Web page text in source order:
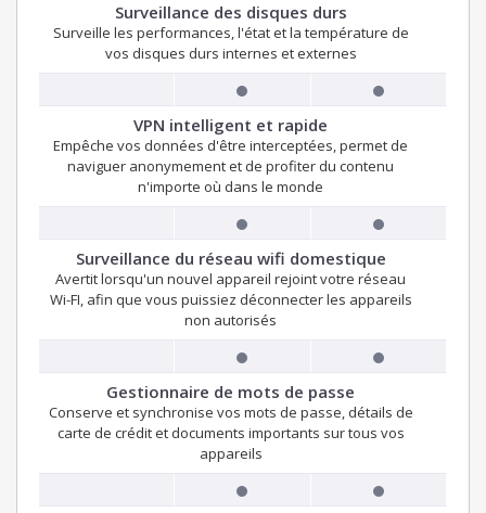
Surveillance des disques durs
Surveille les performances, l'état et la température de
vos disques durs internes et externes
VPN intelligent et rapide
Empêche vos données d'être interceptées, permet de
naviguer anonymement et de profiter du contenu
n'importe où dans le monde
Surveillance du réseau wifi domestique
Avertit lorsqu'un nouvel appareil rejoint votre réseau
Wi-FI, afin que vous puissiez déconnecter les appareils
non autorisés
Gestionnaire de mots de passe
Conserve et synchronise vos mots de passe, détails de
carte de crédit et documents importants sur tous vos
appareils